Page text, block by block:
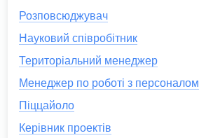
Розповсюджувач
Науковий співробітник
Територіальний менеджер
Менеджер по роботі з персоналом
Піццайоло
Керівник проектів